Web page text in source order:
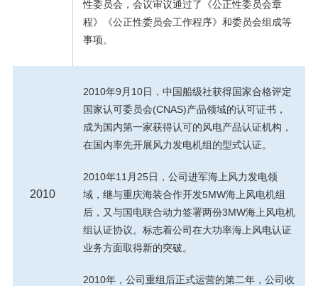
性委员会，会议审议通过了《公正性委员会章
程》《公正性委员会工作程序》和委员会组成等
事项。
2010
2010年9月10日，中国船级社获得国家合格评定
国家认可委员会(CNAS)产品领域的认可证书，
成为国内第一家获得认可的风电产品认证机构，
在国内率先开展风力发电机组的型式认证。
2010年11月25日，公司进军海上风力发电领
域，继与重庆海装合作开发5MW海上风电机组
后，又与国电联合动力签署两份3MW海上风电机
组认证协议。标志着公司在大功率海上风电认证
业务方面取得新的突破。
2010年，公司重组后正式运营的第二年，公司收